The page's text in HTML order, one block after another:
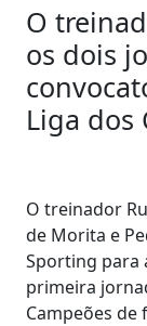
O
os dois
Liga dos
O treinador
de Morita e
Sporting para
primeira
Campeões de